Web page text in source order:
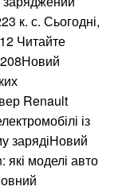
к. с. Сьогодні,
Читайте
Renault
із
зарядіНовий
які моделі авто